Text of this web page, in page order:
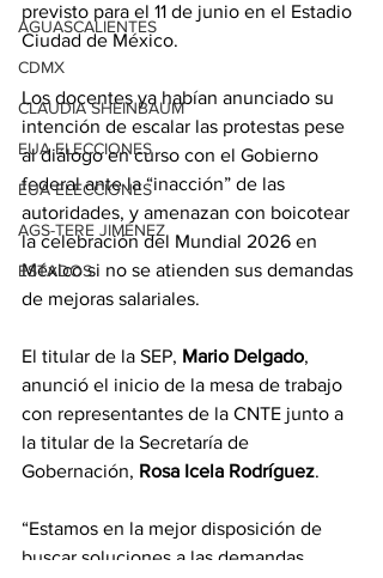
AGUASCALIENTES
CDMX
CLAUDIA SHEINBAUM
EUA ELECCIONES
EUA ELECCIONES
AGS-TERE JIMÉNEZ
ESTADOS
previsto para el 11 de junio en el Estadio
Ciudad de México.
Los docentes ya habían anunciado su
intención de escalar las protestas pese
al diálogo en curso con el Gobierno
federal ante la “inacción” de las
autoridades, y amenazan con boicotear
la celebración del Mundial 2026 en
México si no se atienden sus demandas
de mejoras salariales.
El titular de la SEP, Mario Delgado,
anunció el inicio de la mesa de trabajo
con representantes de la CNTE junto a
la titular de la Secretaría de
Gobernación, Rosa Icela Rodríguez.
“Estamos en la mejor disposición de
buscar soluciones a las demandas